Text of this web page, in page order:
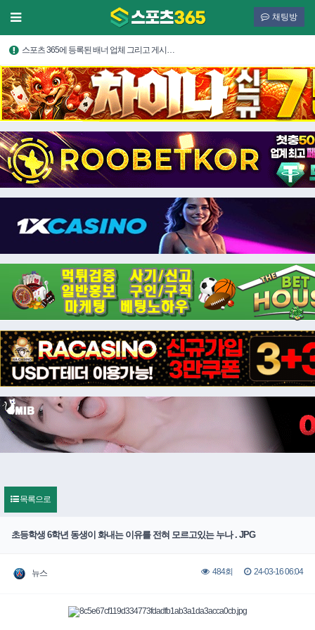
채팅방
스포츠 365에 등록된 배너 업체 그리고 게시…
목록으로
초등학생 6학년 동생이 화내는 이유를 전혀 모르고있는 누나 . JPG
뉴스 484회 24-03-16 06:04